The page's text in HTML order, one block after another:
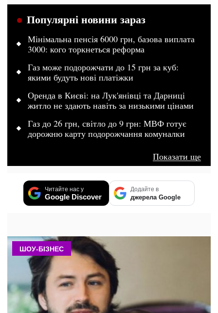
Популярні новини зараз
Мінімальна пенсія 6000 грн, базова виплата
3000: кого торкнеться реформа
Газ може подорожчати до 15 грн за куб:
якими будуть нові платіжки
Оренда в Києві: на Лук'янівці та Дарниці
житло не здають навіть за низькими цінами
Газ до 26 грн, світло до 9 грн: МВФ готує
дорожню карту подорожчання комуналки
Показати ще
Читайте нас у
Google Discover
Додайте в
джерела Google
ШОУ-БІЗНЕС